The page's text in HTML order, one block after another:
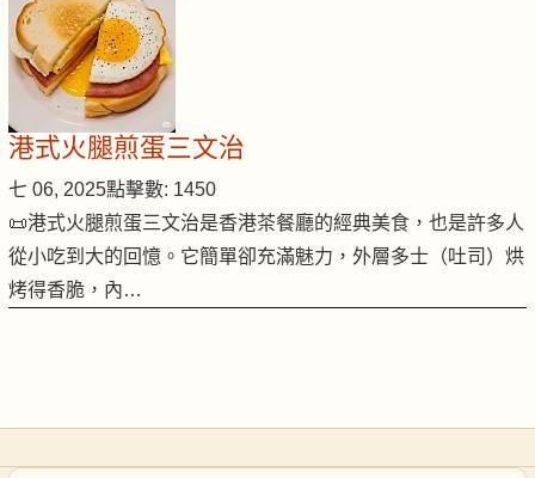
港式火腿煎蛋三文治
七 06, 2025點擊數: 1450
📜港式火腿煎蛋三文治是香港茶餐廳的經典美食，也是許多人
從小吃到大的回憶。它簡單卻充滿魅力，外層多士（吐司）烘
烤得香脆，內…